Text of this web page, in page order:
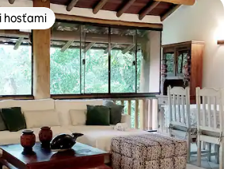
hosťami
hosťami